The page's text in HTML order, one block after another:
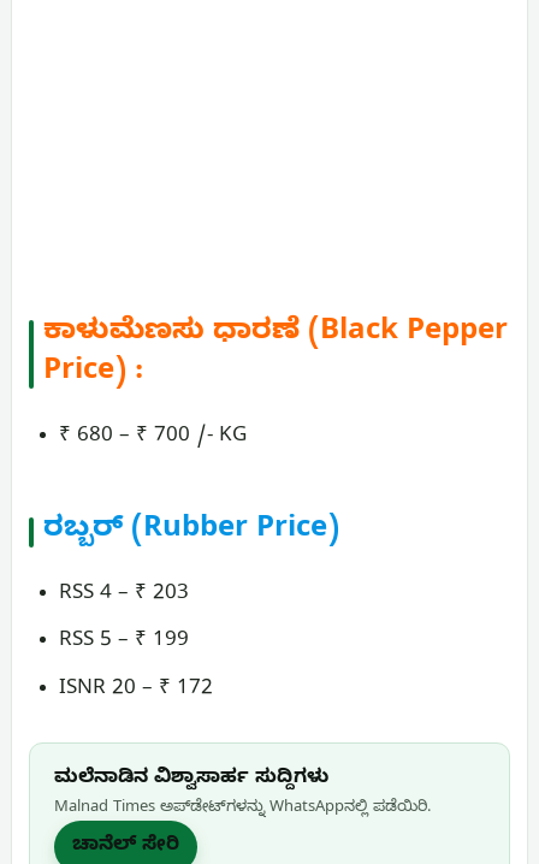
ಕಾಳುಮೆಣಸು ಧಾರಣೆ (Black Pepper
Price) :
₹ 680 – ₹ 700 /- KG
ರಬ್ಬರ್ (Rubber Price)
RSS 4 – ₹ 203
RSS 5 – ₹ 199
ISNR 20 – ₹ 172
ಮಲೆನಾಡಿನ ವಿಶ್ವಾಸಾರ್ಹ ಸುದ್ದಿಗಳು
Malnad Times ಅಪ್‌ಡೇಟ್‌ಗಳನ್ನು WhatsApp‌ನಲ್ಲಿ ಪಡೆಯಿರಿ.
ಚಾನೆಲ್ ಸೇರಿ